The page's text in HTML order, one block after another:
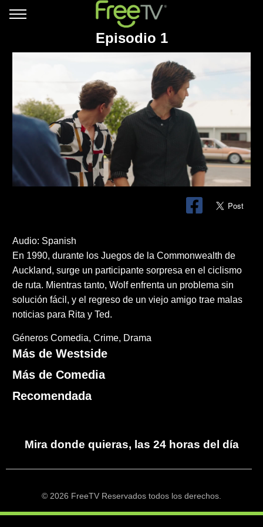
Episodio 1
Audio: Spanish
En 1990, durante los Juegos de la Commonwealth de
Auckland, surge un participante sorpresa en el ciclismo
de ruta. Mientras tanto, Wolf enfrenta un problema sin
solución fácil, y el regreso de un viejo amigo trae malas
noticias para Rita y Ted.
Géneros Comedia Crime Drama
Más de Westside
Más de Comedia
Recomendada
Mira donde quieras, las 24 horas del día
© 2026 FreeTV Reservados todos los derechos.